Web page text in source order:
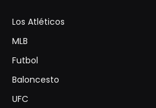
Los Atléticos
MLB
Futbol
Baloncesto
UFC